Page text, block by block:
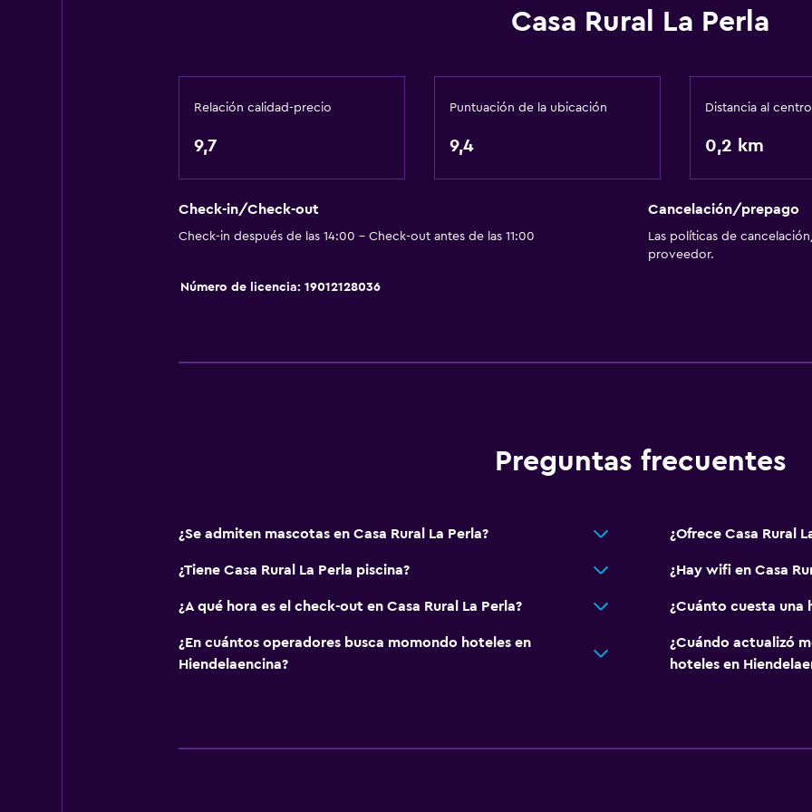
Comedor
Tetera/cafetera
Cafetera
Mesa de comedor
Servicios y facilidades
Servicio de conserjería
Acceso con llave
Check-out exprés
Botella de agua
Aire libre
Ducha
Secador de pelo
Aseo
Baño privado
Senderismo
Bicicletas
Pesca
Ciclismo
Casa Rural La Perla
Relación calidad-precio
9,7
Puntuación de la ubicación
9,4
Distancia al centro
0,2 km
Check-in/Check-out
Check-in después de las 14:00 - Check-out antes de las 11:00
Cancelación/prepago
Las políticas de
proveedor.
Número de licencia: 19012128036
Preguntas frecuentes
¿Se admiten mascotas en Casa Rural La Perla? ¿Ofrece Casa Rural
¿Tiene Casa Rural La Perla piscina? ¿Hay wifi en Casa
¿A qué hora es el check-out en Casa Rural La Perla? ¿Cuánto cuesta una
¿En cuántos operadores busca momondo hoteles en
Hiendelaencina?
¿Cuándo actualizó
hoteles en